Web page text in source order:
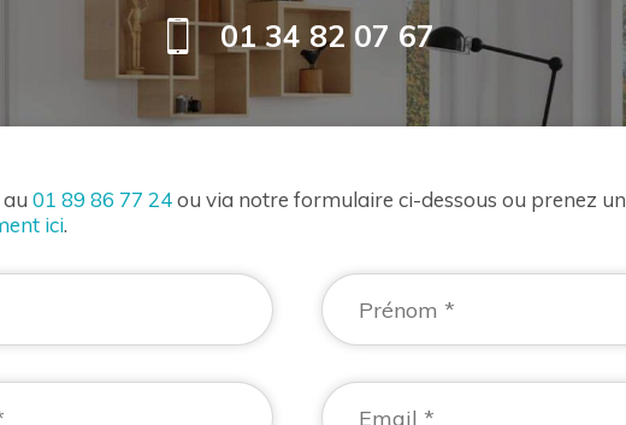
01 34 82 07 67
01 89 86 77 24ou via notre formulaire ci-dessous ou prenez un
ici.